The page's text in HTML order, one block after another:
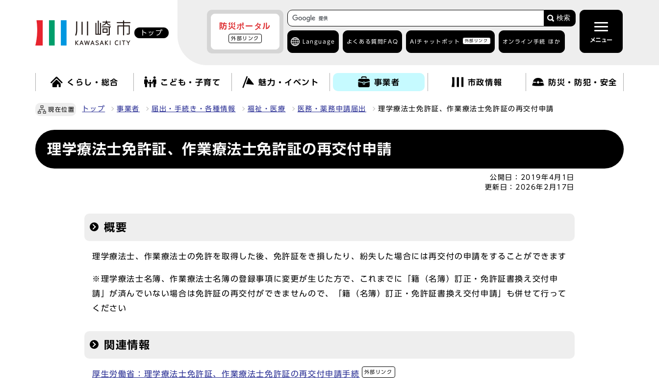
トップ
防災ポータル
外部リンク
検索
Language よくある質問 FAQ AIチャットボット 外部リンク オンライン手続 ほか メニュー
くらし・総合 こども・子育て 魅力・イベント 事業者 市政情報 防災・防犯・安全
現在位置 トップ 事業者 届出・手続き・各種情報 福祉・医療 医務・薬務申請届出 理学療法士免許証、作業療法士免許証の再交付申請
理学療法士免許証、作業療法士免許証の再交付申請
公開日：
2019年4月1日
更新日： 2026年2月17日
概要
理学療法士、作業療法士の免許を取得した後、免許証をき損したり、紛失した場合には再交付の申請をすることができます
※理学療法士名簿、作業療法士名簿の登録事項に変更が生じた方で、これまでに「籍（名簿）訂正・免許証書換え交付申
請」が済んでいない場合は免許証の再交付ができませんので、「籍（名簿）訂正・免許証書換え交付申請」も併せて行って
ください
関連情報
厚生労働省：理学療法士免許証、作業療法士免許証の再交付申請手続 外部リンク